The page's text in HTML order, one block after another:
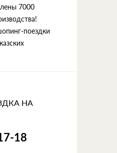
7000
поездки
НА
18